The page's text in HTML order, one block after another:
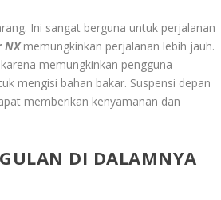
Ini sangat berguna untuk perjalanan
NXmemungkinkan perjalanan lebih jauh.
memungkinkan pengguna
mengisi bahan bakar. Suspensi depan
memberikan kenyamanan dan
DI DALAMNYA